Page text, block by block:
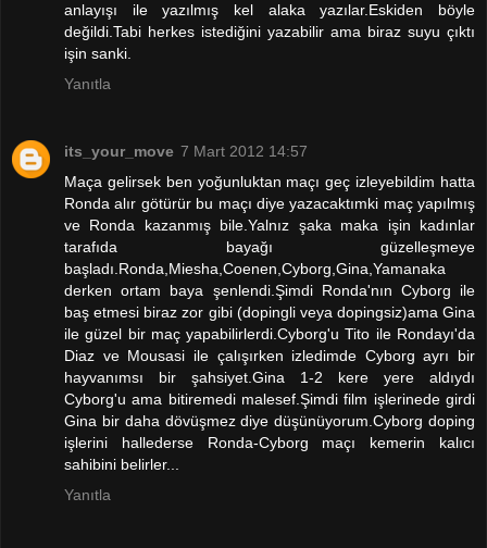
anlayışı ile yazılmış kel alaka yazılar.Eskiden böyle
değildi.Tabi herkes istediğini yazabilir ama biraz suyu çıktı
işin sanki.
Yanıtla
its_your_move 7 Mart 2012 14:57
Maça gelirsek ben yoğunluktan maçı geç izleyebildim hatta
Ronda alır götürür bu maçı diye yazacaktımki maç yapılmış
ve Ronda kazanmış bile.Yalnız şaka maka işin kadınlar
tarafıda bayağı güzelleşmeye
başladı.Ronda,Miesha,Coenen,Cyborg,Gina,Yamanaka
derken ortam baya şenlendi.Şimdi Ronda'nın Cyborg ile
baş etmesi biraz zor gibi (dopingli veya dopingsiz)ama Gina
ile güzel bir maç yapabilirlerdi.Cyborg'u Tito ile Rondayı'da
Diaz ve Mousasi ile çalışırken izledimde Cyborg ayrı bir
hayvanımsı bir şahsiyet.Gina 1-2 kere yere aldıydı
Cyborg'u ama bitiremedi malesef.Şimdi film işlerinede girdi
Gina bir daha dövüşmez diye düşünüyorum.Cyborg doping
işlerini hallederse Ronda-Cyborg maçı kemerin kalıcı
sahibini belirler...
Yanıtla